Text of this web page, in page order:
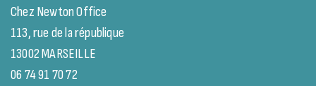
Chez Newton Office
113, rue de la république
13002 MARSEILLE
06 74 91 70 72